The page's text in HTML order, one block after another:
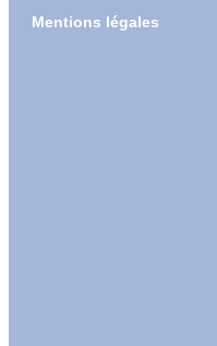
Mentions légales